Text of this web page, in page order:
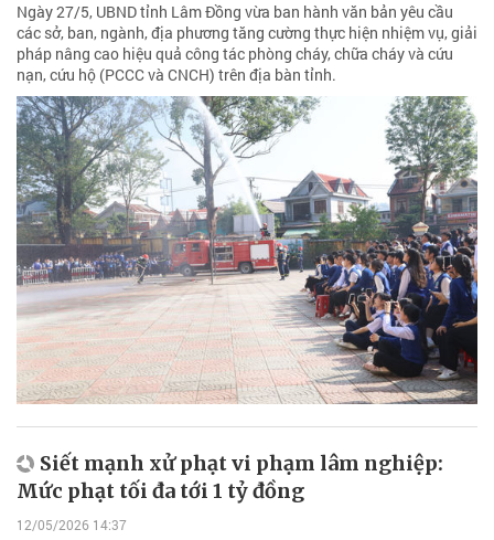
Ngày 27/5, UBND tỉnh Lâm Đồng vừa ban hành văn bản yêu cầu
các sở, ban, ngành, địa phương tăng cường thực hiện nhiệm vụ, giải
pháp nâng cao hiệu quả công tác phòng cháy, chữa cháy và cứu
nạn, cứu hộ (PCCC và CNCH) trên địa bàn tỉnh.
Siết mạnh xử phạt vi phạm lâm nghiệp:
Mức phạt tối đa tới 1 tỷ đồng
12/05/2026 14:37